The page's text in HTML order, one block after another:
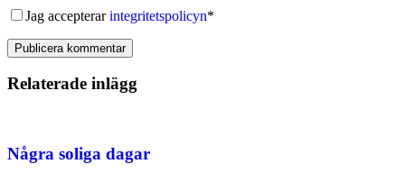
Jag accepterarintegritetspolicyn*
Publicera kommentar
Relaterade inlägg
Några soliga dagar